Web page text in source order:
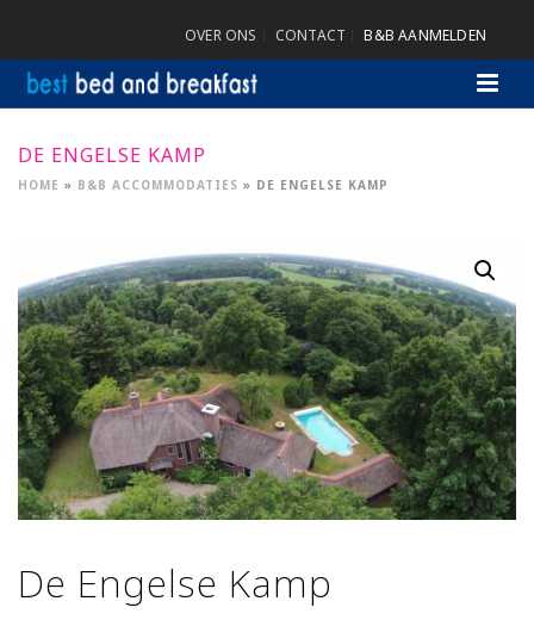
OVER ONS CONTACT B&B AANMELDEN
DE ENGELSE KAMP
HOME » B&B ACCOMMODATIES » DE ENGELSE KAMP
De Engelse Kamp